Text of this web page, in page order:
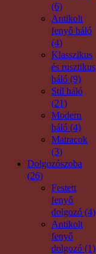
(6)
Antikolt
fenyő háló
(4)
Klasszikus
és rusztikus
háló (9)
Stíl háló
(21)
Modern
háló (4)
Matracok
(3)
Dolgozószoba
(26)
Festett
fenyő
dolgozó (4)
Antikolt
fenyő
dolgozó (1)